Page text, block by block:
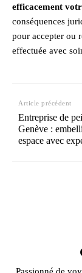
efficacement
conséquences
pour accepter ou
effectuée avec
Article précédent
Entreprise de
Genève :
espace avec